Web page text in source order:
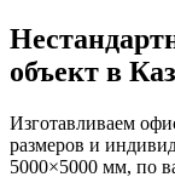
объект в
Изготавливаем
размеров и
5000×5000 мм, по